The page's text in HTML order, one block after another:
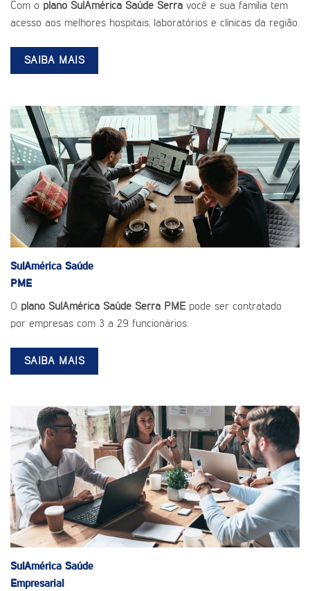
Com o plano SulAmérica Saúde Serra você e sua família tem
acesso aos melhores hospitais, laboratórios e clínicas da região.
SAIBA MAIS
SulAmérica Saúde
PME
O plano SulAmérica Saúde Serra PME pode ser contratado
por empresas com 3 a 29 funcionários.
SAIBA MAIS
SulAmérica Saúde
Empresarial